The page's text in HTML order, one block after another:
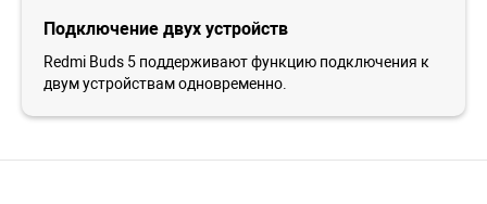
Подключение двух устройств
Redmi Buds 5 поддерживают функцию подключения к
двум устройствам одновременно.